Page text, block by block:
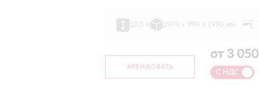
10.3 м 2970 х 990 х 1990 мм
АРЕНДОВАТЬ
от 3 050
С НДС